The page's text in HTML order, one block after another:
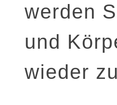
werden
und
wieder